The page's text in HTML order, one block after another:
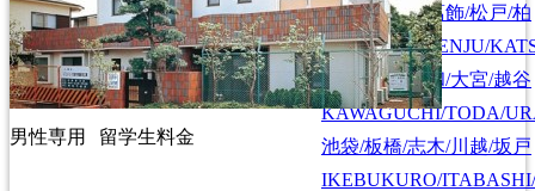
上野/北千住/葛飾/松戸/柏
UENO/KITASENJU/
川口/戸田/浦和/大宮/越谷
KAWAGUCHI/TODA/
池袋/板橋/志木/川越/坂戸
IKEBUKURO/
男性専用 留学生料金